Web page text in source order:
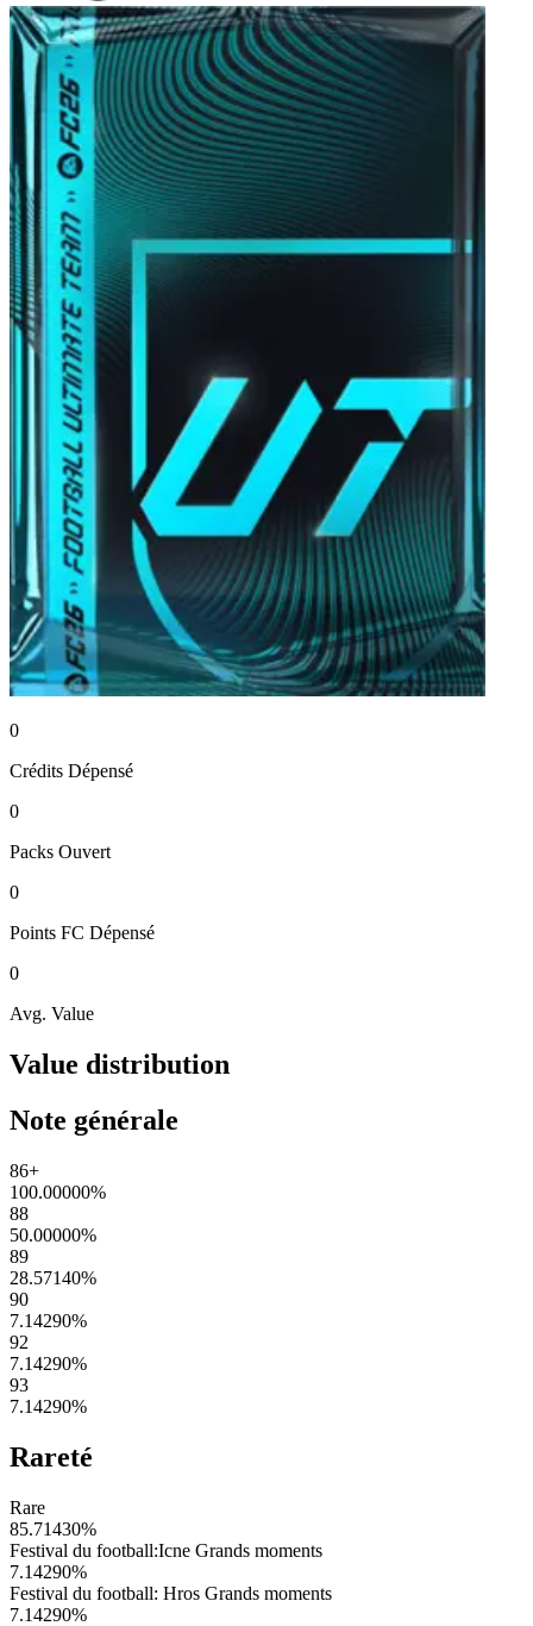
0
Crédits Dépensé
0
Packs Ouvert
0
Points FC Dépensé
0
Avg. Value
Value distribution
Note générale
86+
100.00000%
88
50.00000%
89
28.57140%
90
7.14290%
92
7.14290%
93
7.14290%
Rareté
Rare
85.71430%
Festival du football:Icne Grands moments
7.14290%
Festival du football: Hros Grands moments
7.14290%